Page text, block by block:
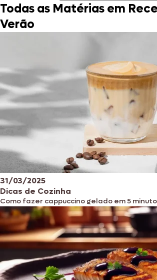
Todas as Matérias em
Verão
31/03/2025
Dicas de Cozinha
Como fazer cappuccino gelado em 5